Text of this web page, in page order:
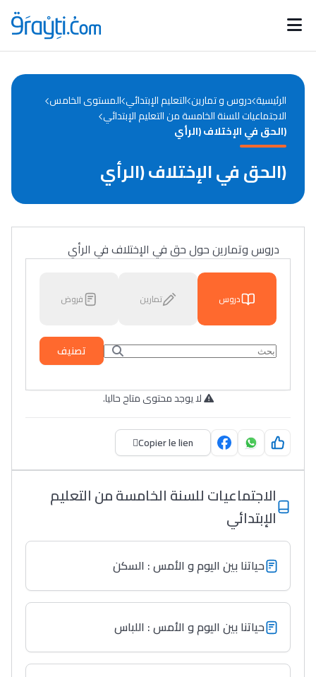
Catégories
d'actualités
Annonces bourses
الرئيسية دروس و تمارين التعليم الإبتدائي المستوى الخامس
الاجتماعيات للسنة الخامسة من التعليم الإبتدائي
(الحق في الإختلاف (الرأي
(الحق في الإختلاف (الرأي
دروس وتمارين حول حق في الإختلاف في الرأي
دروس تمارين فروض
تصنيف
لا يوجد محتوى متاح حاليا.
Copier le lien
الاجتماعيات للسنة الخامسة من التعليم
الإبتدائي
حياتنا بين اليوم و الأمس : السكن
حياتنا بين اليوم و الأمس : اللباس